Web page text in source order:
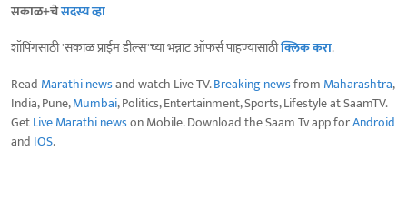
सकाळ+चेसदस्य व्हा
शॉपिंगसाठी 'सकाळ प्राईम डील्स'च्या भन्नाट ऑफर्स पाहण्यासाठीक्लिक करा.
Read Marathi newsand watch Live TV.Breaking newsfrom Maharashtra,
India, Pune,Mumbai, Politics, Entertainment, Sports, Lifestyle at SaamTV.
GetLive Marathi newson Mobile. Download the Saam Tv app forAndroid
and IOS.